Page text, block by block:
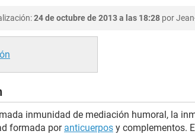
24 de octubre de 2013 a las 18:28 por
inmunidad de mediación humoral, la
formada por anticuerpos y complementos.